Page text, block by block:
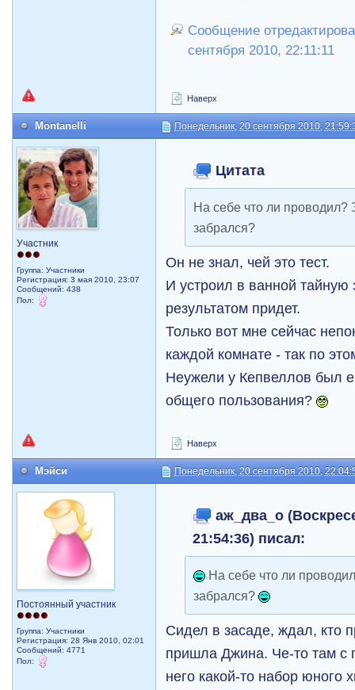
Сообщение
сентября 2010, 22:11:11
Наверх
Montanelli Понедельник, 20 сентября 2010,
Участник
Группа: Участники
Регистрация: 3 мая 2010, 23:07
Сообщений: 438
Пол:
Цитата
На себе что ли проводил?
забрался?
Он не знал, чей это тест.
И устроил в ванной тайную
результатом придет.
Только вот мне сейчас
каждой комнате - так по
Неужели у Кепвеллов был
общего пользования?
Наверх
Мэйси Понедельник, 20 сентября 2010,
Постоянный участник
Группа: Участники
Регистрация: 28 Янв 2010, 02:01
Сообщений: 4771
Пол:
аж_два_о
21:54:36) писал:
На себе что ли
забрался?
Сидел в засаде, ждал, кто
пришла Джина. Че-то там с
него какой-то набор юного